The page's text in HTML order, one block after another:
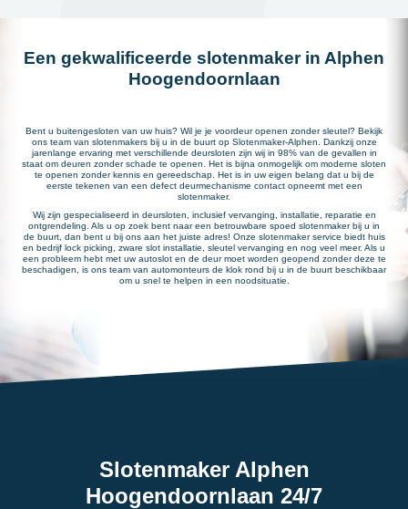
Een gekwalificeerde slotenmaker in Alphen
Hoogendoornlaan
Bent u buitengesloten van uw huis? Wil je je voordeur openen zonder sleutel? Bekijk
ons team van slotenmakers bij u in de buurt op Slotenmaker-Alphen. Dankzij onze
jarenlange ervaring met verschillende deursloten zijn wij in 98% van de gevallen in
staat om deuren zonder schade te openen. Het is bijna onmogelijk om moderne sloten
te openen zonder kennis en gereedschap. Het is in uw eigen belang dat u bij de
eerste tekenen van een defect deurmechanisme contact opneemt met een
slotenmaker.
Wij zijn gespecialiseerd in deursloten, inclusief vervanging, installatie, reparatie en
ontgrendeling. Als u op zoek bent naar een betrouwbare spoed slotenmaker bij u in
de buurt, dan bent u bij ons aan het juiste adres! Onze slotenmaker service biedt huis
en bedrijf lock picking, zware slot installatie, sleutel vervanging en nog veel meer. Als u
een probleem hebt met uw autoslot en de deur moet worden geopend zonder deze te
beschadigen, is ons team van automonteurs de klok rond bij u in de buurt beschikbaar
om u snel te helpen in een noodsituatie.
Slotenmaker Alphen
Hoogendoornlaan 24/7